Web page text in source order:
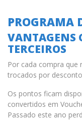
PROGRAMA
VANTAGENS
TERCEIROS
Por cada compra que
trocados por
Os pontos ficam
convertidos em
Passado este ano